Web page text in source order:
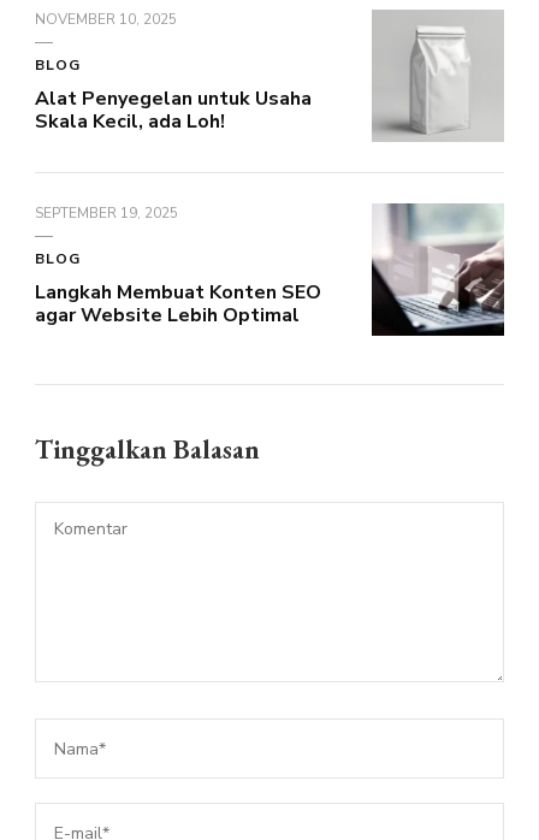
NOVEMBER 10, 2025
BLOG
Alat Penyegelan untuk Usaha
Skala Kecil, ada Loh!
SEPTEMBER 19, 2025
BLOG
Langkah Membuat Konten SEO
agar Website Lebih Optimal
Tinggalkan Balasan